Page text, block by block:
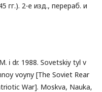
гг.). 2-е изд., перераб. и
i dr. 1988. Sovetskiy tyl v
voyny [The Soviet Rear
War]. Moskva, Nauka,